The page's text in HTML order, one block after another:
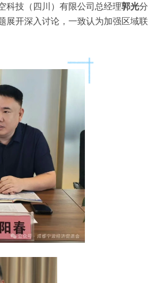
科技（四川）有限公司总经理郭光分
展开深入讨论，一致认为加强区域联